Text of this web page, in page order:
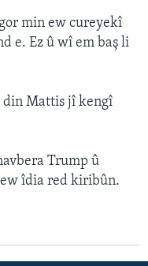
min ew cureyekî
e. Ez û wî em baş li
din Mattis jî kengî
Trump û
îdia red kiribûn.